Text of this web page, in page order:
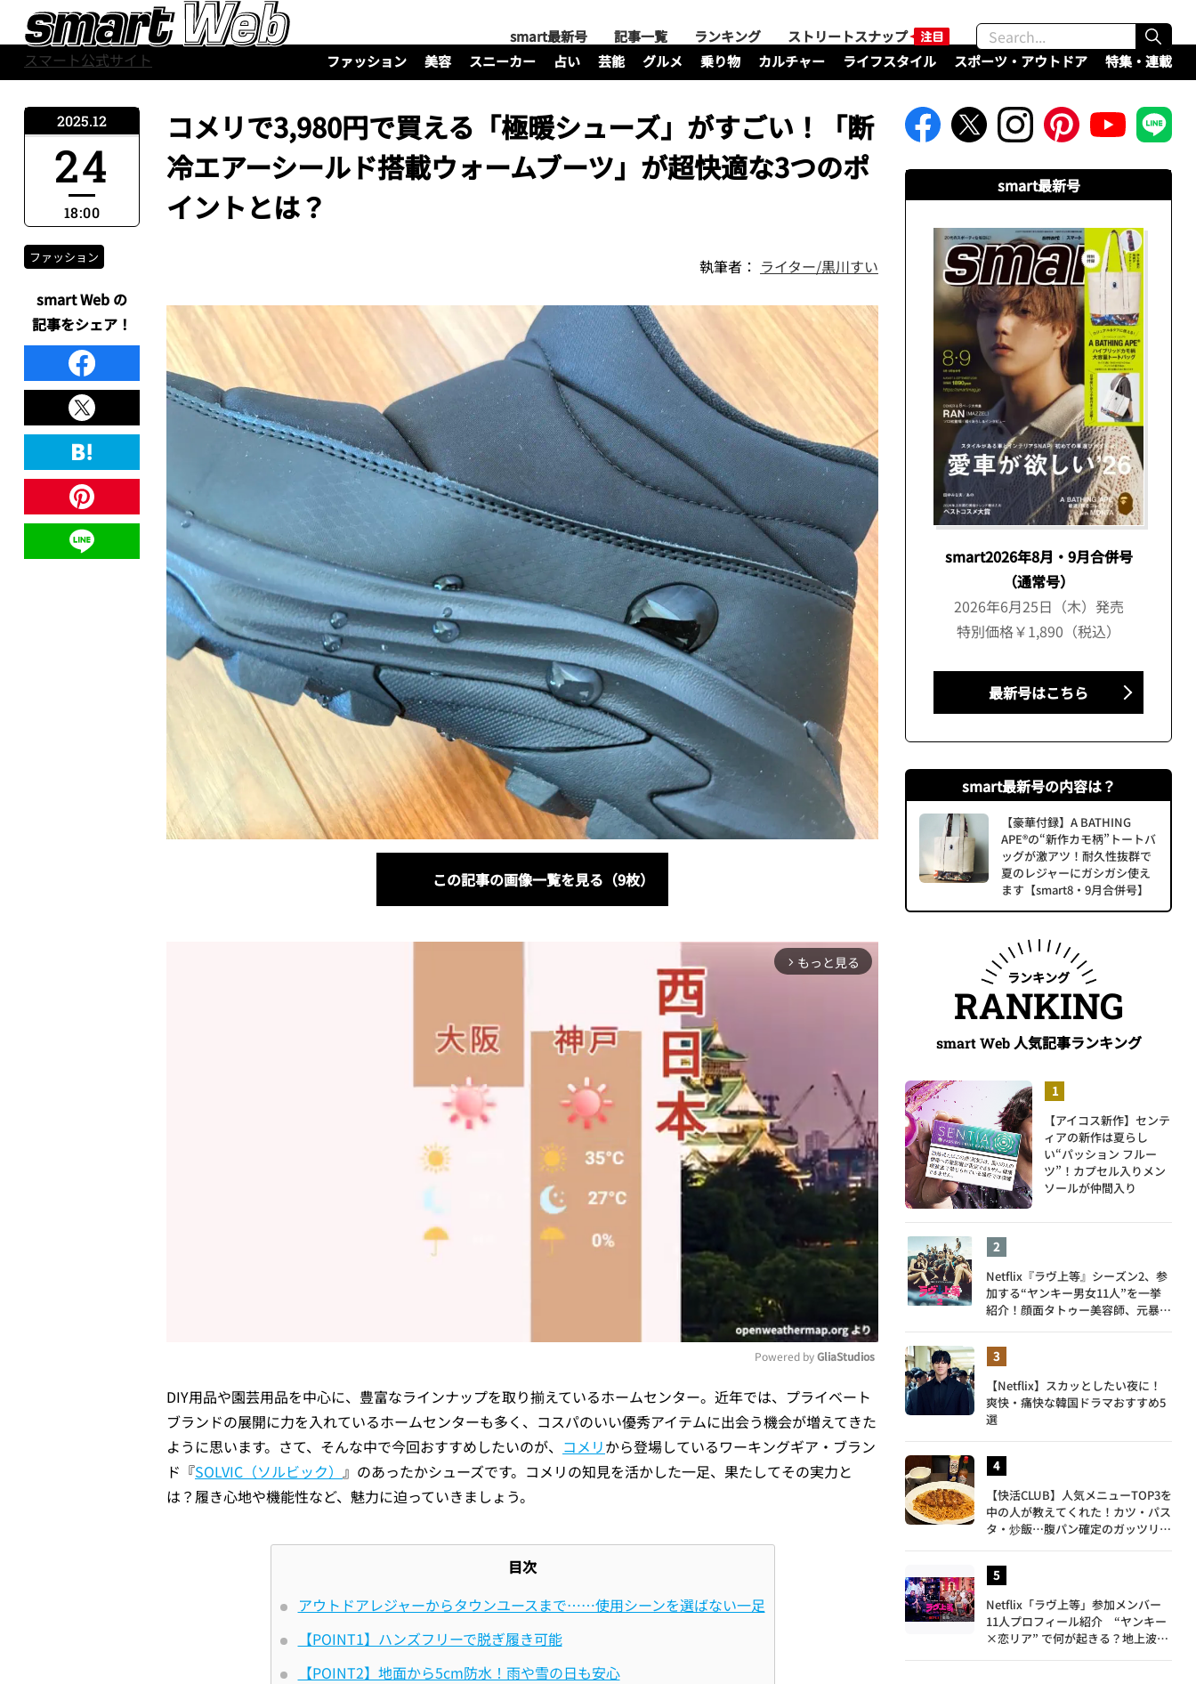
スマート公式サイト
smart最新号 記事一覧 ランキング
ストリートスナップ
ファッション
美容 スニーカー 占い 芸能 グルメ 乗り物 カルチャー ライフスタイル スポーツ・アウトドア 特集・連載
コメリで3,980円で買える「極暖シューズ」がすごい！「断
冷エアーシールド搭載ウォームブーツ」が超快適な3つのポ
イントとは？
執筆者： ライター/黒川すい
この記事の画像一覧を見る（9枚）
arrow_forward_ios もっと見る
Mute
Powered by GliaStudios
DIY用品や園芸用品を中心に、豊富なラインナップを取り揃えているホームセンター。近年では、プライベート
ブランドの展開に力を入れているホームセンターも多く、コスパのいい優秀アイテムに出会う機会が増えてきた
ように思います。さて、そんな中で今回おすすめしたいのが、 コメリから登場しているワーキングギア・ブラン
ド『SOLVIC（ソルビック） 』のあったかシューズです。コメリの知見を活かした一足、果たしてその実力と
は？履き心地や機能性など、魅力に迫っていきましょう。
目次
アウトドアレジャーからタウンユースまで……使用シーンを選ばない一足
【POINT1】ハンズフリーで脱ぎ履き可能
【POINT2】地面から5cm防水！雨や雪の日も安心
2025.12
24
18:00
ファッション
smart Web の
記事をシェア！
smart最新号
smart2026年8月・9月合併号
（通常号）
2026年6月25日（木）発売
特別価格￥1,890（税込）
最新号はこちら
smart最新号の内容は？
【豪華付録】A BATHING
APE®の“新作カモ柄”トートバ
ッグが激アツ！耐久性抜群で
夏のレジャーにガシガシ使え
ます【smart8・9月合併号】
ランキング
RANKING
smart Web人気記事ランキング
【アイコス新作】センテ
ィアの新作は夏らし
い“パッション フルー
ツ”！カプセル入りメン
ソールが仲間入り
Netflix『ラヴ上等』シーズン2、参
加する“ヤンキー男女11人”を一挙
紹介！顔面タトゥー美容師、元暴走
【Netflix】スカッとしたい夜に！
爽快・痛快な韓国ドラマおすすめ5
選
【快活CLUB】人気メニューTOP3を
中の人が教えてくれた！カツ・パス
タ・炒飯…腹パン確定のガッツリ飯
Netflix「ラヴ上等」参加メンバー
11人プロフィール紹介 “ヤンキー
×恋リア” で何が起きる？地上波で